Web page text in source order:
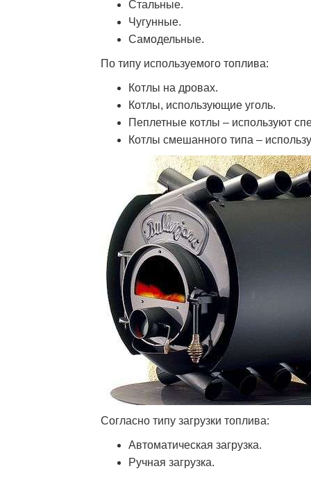
Стальные.
Чугунные.
Самодельные.
По типу используемого топлива:
Котлы на дровах.
Котлы, использующие уголь.
Пеплетные котлы – используют
Котлы смешанного типа –
Согласно типу загрузки топлива:
Автоматическая загрузка.
Ручная загрузка.